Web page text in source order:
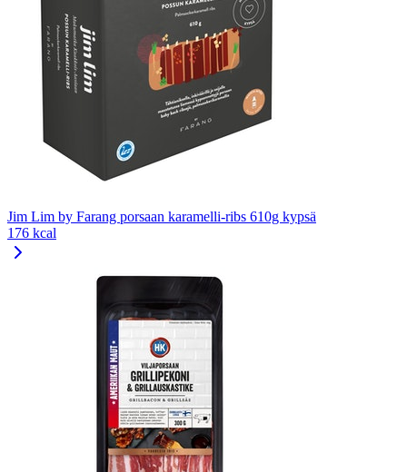
Jim Lim by Farang porsaan karamelli-ribs 610g kypsä
176 kcal